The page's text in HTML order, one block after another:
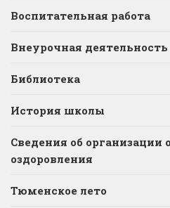
Воспитательная работа
Внеурочная деятельность
Библиотека
История школы
Сведения об организации
оздоровления
Тюменское лето